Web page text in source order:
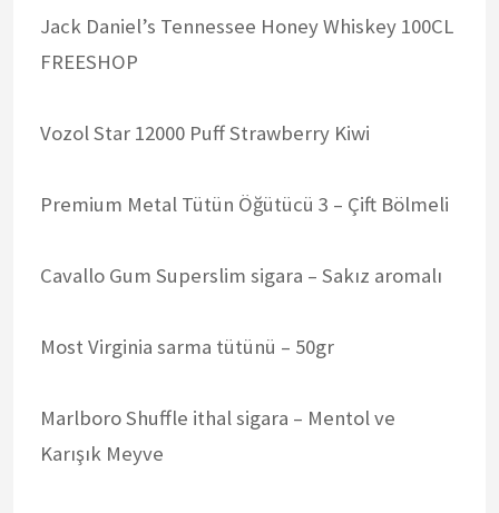
Jack Daniel’s Tennessee Honey Whiskey 100CL
FREESHOP
Vozol Star 12000 Puff Strawberry Kiwi
Premium Metal Tütün Öğütücü 3 – Çift Bölmeli
Cavallo Gum Superslim sigara – Sakız aromalı
Most Virginia sarma tütünü – 50gr
Marlboro Shuffle ithal sigara – Mentol ve
Karışık Meyve